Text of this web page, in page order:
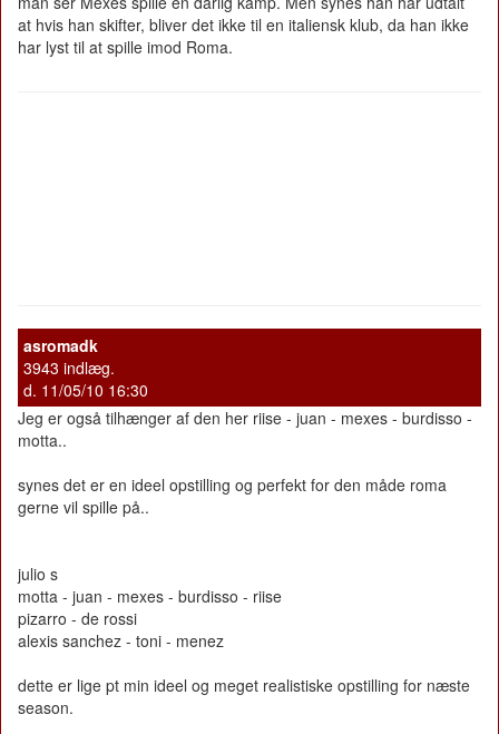
at hvis han skifter, bliver det ikke til en italiensk klub, da han ikke
har lyst til at spille imod Roma.
asromadk
3943 indlæg.
d. 11/05/10 16:30
Jeg er også tilhænger af den her riise - juan - mexes - burdisso -
motta..
synes det er en ideel opstilling og perfekt for den måde roma
gerne vil spille på..
julio s
motta - juan - mexes - burdisso - riise
pizarro - de rossi
alexis sanchez - toni - menez
dette er lige pt min ideel og meget realistiske opstilling for næste
season.